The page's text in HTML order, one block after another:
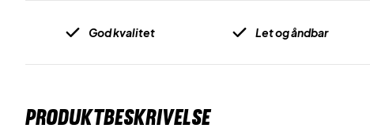
God kvalitet Let og åndbar
PRODUKTBESKRIVELSE